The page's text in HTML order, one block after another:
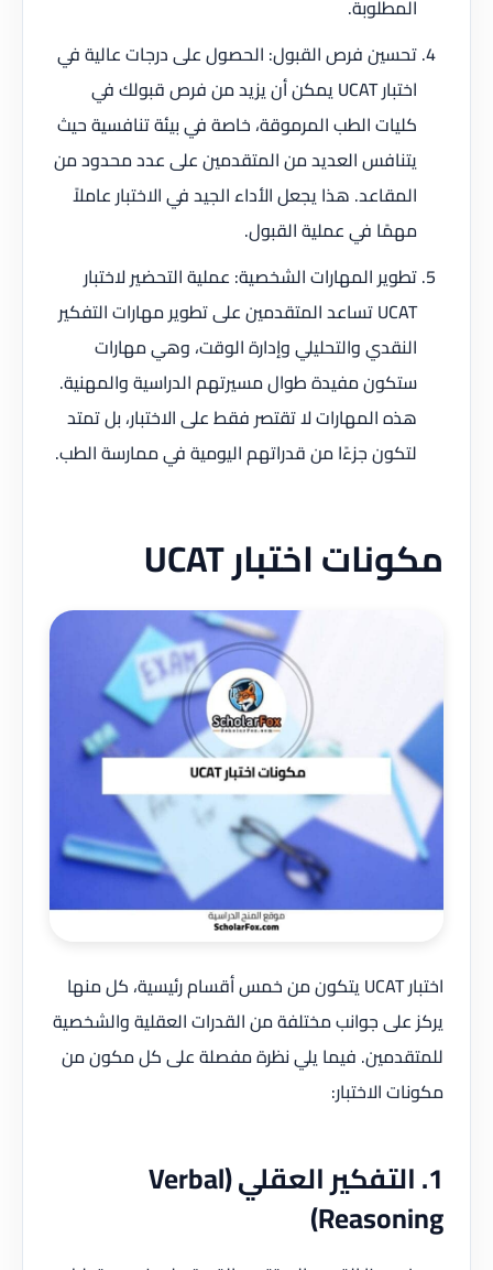
المطلوبة.
تحسين فرص القبول: الحصول على درجات عالية في
اختبار UCAT يمكن أن يزيد من فرص قبولك في
كليات الطب المرموقة، خاصة في بيئة تنافسية حيث
يتنافس العديد من المتقدمين على عدد محدود من
المقاعد. هذا يجعل الأداء الجيد في الاختبار عاملاً
مهمًا في عملية القبول.
تطوير المهارات الشخصية: عملية التحضير لاختبار
UCAT تساعد المتقدمين على تطوير مهارات التفكير
النقدي والتحليلي وإدارة الوقت، وهي مهارات
ستكون مفيدة طوال مسيرتهم الدراسية والمهنية.
هذه المهارات لا تقتصر فقط على الاختبار، بل تمتد
لتكون جزءًا من قدراتهم اليومية في ممارسة الطب.
مكونات اختبار UCAT
اختبار UCAT يتكون من خمس أقسام رئيسية، كل منها
يركز على جوانب مختلفة من القدرات العقلية والشخصية
للمتقدمين. فيما يلي نظرة مفصلة على كل مكون من
مكونات الاختبار:
1. التفكير العقلي (Verbal
Reasoning)